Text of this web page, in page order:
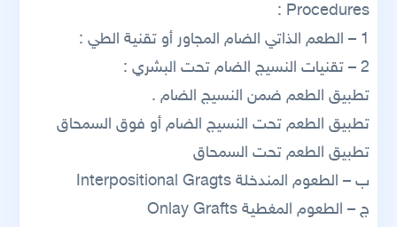
Procedures :
1 – الطعم الذاتي الضام المجاور أو تقنية الطي :
2 – تقنيات النسيج الضام تحت البشري :
تطبيق الطعم ضمن النسيج الضام .
تطبيق الطعم تحت النسيج الضام أو فوق السمحاق
تطبيق الطعم تحت السمحاق
ب – الطعوم المندخلة Interpositional Gragts
ج – الطعوم المغطية Onlay Grafts